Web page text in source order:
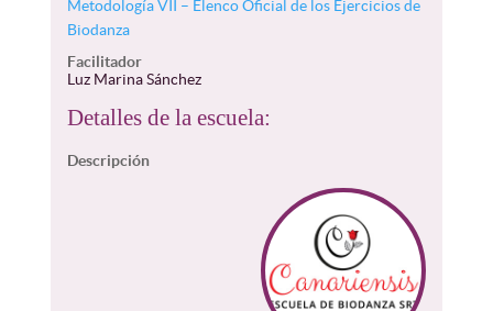
Metodología VII – Elenco Oficial de los Ejercicios de
Biodanza
Facilitador
Luz Marina Sánchez
Detalles de la escuela:
Descripción